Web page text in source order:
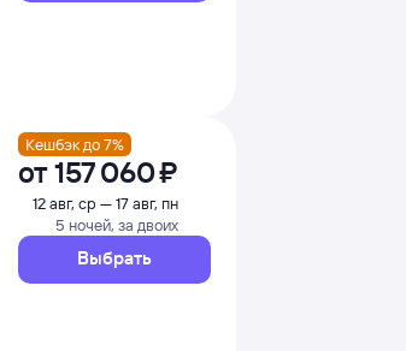
Кешбэк до 7%
от157 ⁠060 ⁠₽
12 авг, ср — 17 авг, пн
5 ночей, за двоих
Выбрать